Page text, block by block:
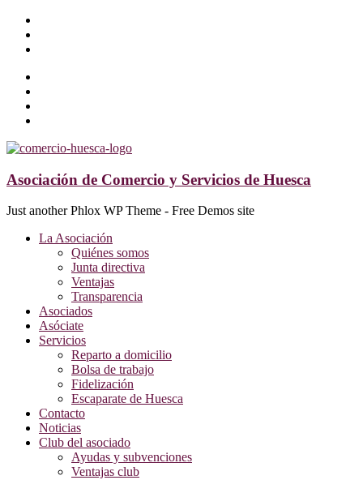
Asociación de Comercio y Servicios de Huesca
Just another Phlox WP Theme - Free Demos site
La Asociación
Quiénes somos
Junta directiva
Ventajas
Transparencia
Asociados
Asóciate
Servicios
Reparto a domicilio
Bolsa de trabajo
Fidelización
Escaparate de Huesca
Contacto
Noticias
Club del asociado
Ayudas y subvenciones
Ventajas club